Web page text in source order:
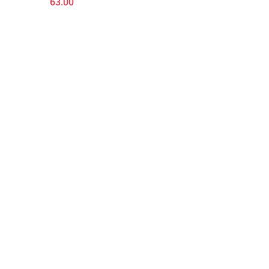
zerowanie/Autowyłączanie, Duża mi